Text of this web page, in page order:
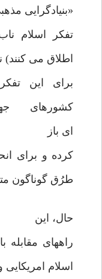
«بنیادگرایی
تفکر اسلام
اطلاق می
برای این
کشورهای
ای باز
کرده و برای
طرُق گوناگون
حال، این
راههای
اسلام